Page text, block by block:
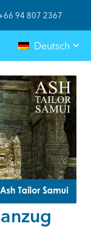
94 807 2367
Deutsch